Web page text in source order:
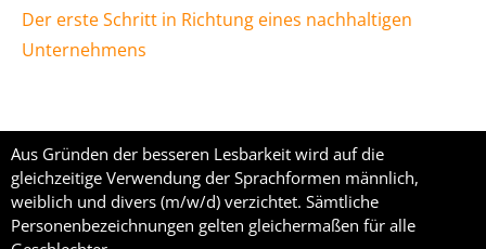
Der erste Schritt in Richtung eines nachhaltigen
Unternehmens
Aus Gründen der besseren Lesbarkeit wird auf die
gleichzeitige Verwendung der Sprachformen männlich,
weiblich und divers (m/w/d) verzichtet. Sämtliche
Personenbezeichnungen gelten gleichermaßen für alle